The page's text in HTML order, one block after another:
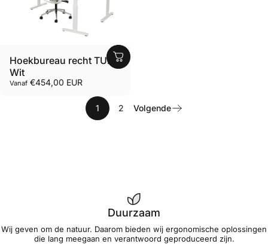
Hoekbureau recht TUBE
Wit
Vanaf €454,00 EUR
1 2 Volgende
Duurzaam
Wij geven om de natuur. Daarom bieden wij ergonomische oplossingen
die lang meegaan en verantwoord geproduceerd zijn.